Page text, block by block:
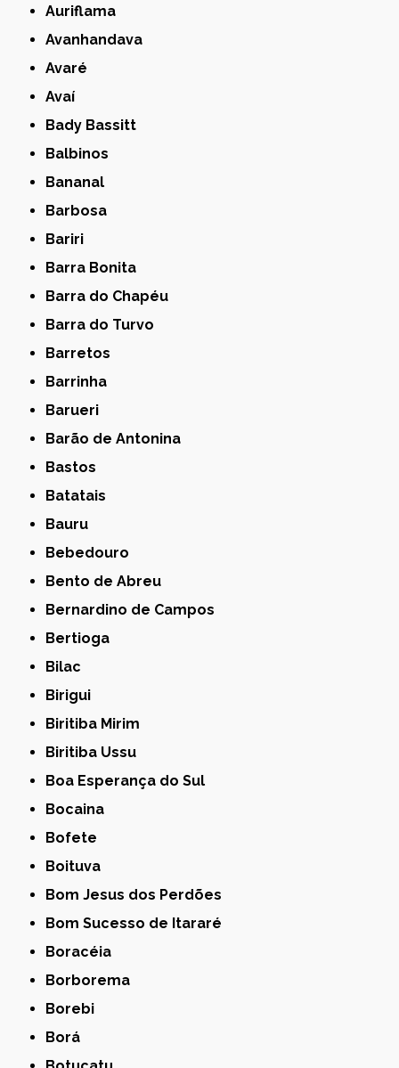
Auriflama
Avanhandava
Avaré
Avaí
Bady Bassitt
Balbinos
Bananal
Barbosa
Bariri
Barra Bonita
Barra do Chapéu
Barra do Turvo
Barretos
Barrinha
Barueri
Barão de Antonina
Bastos
Batatais
Bauru
Bebedouro
Bento de Abreu
Bernardino de Campos
Bertioga
Bilac
Birigui
Biritiba Mirim
Biritiba Ussu
Boa Esperança do Sul
Bocaina
Bofete
Boituva
Bom Jesus dos Perdões
Bom Sucesso de Itararé
Boracéia
Borborema
Borebi
Borá